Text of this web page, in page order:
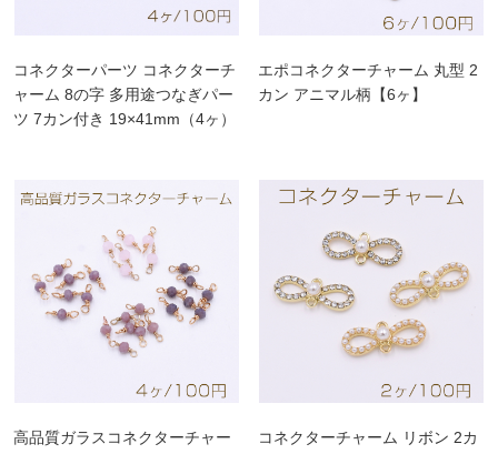
コネクターパーツ コネクターチ
ャーム 8の字 多用途つなぎパー
ツ 7カン付き 19×41mm（4ヶ）
エポコネクターチャーム 丸型 2
カン アニマル柄【6ヶ】
高品質ガラスコネクターチャー
コネクターチャーム リボン 2カ